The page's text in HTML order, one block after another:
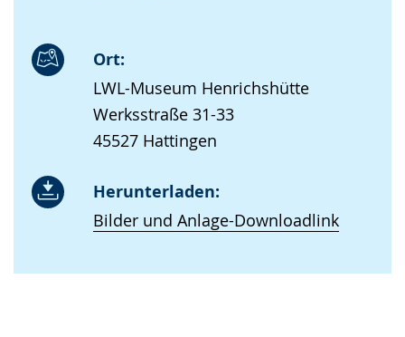
Ort:
LWL-Museum Henrichshütte
Werksstraße 31-33
45527 Hattingen
Herunterladen:
Bilder und Anlage-Downloadlink